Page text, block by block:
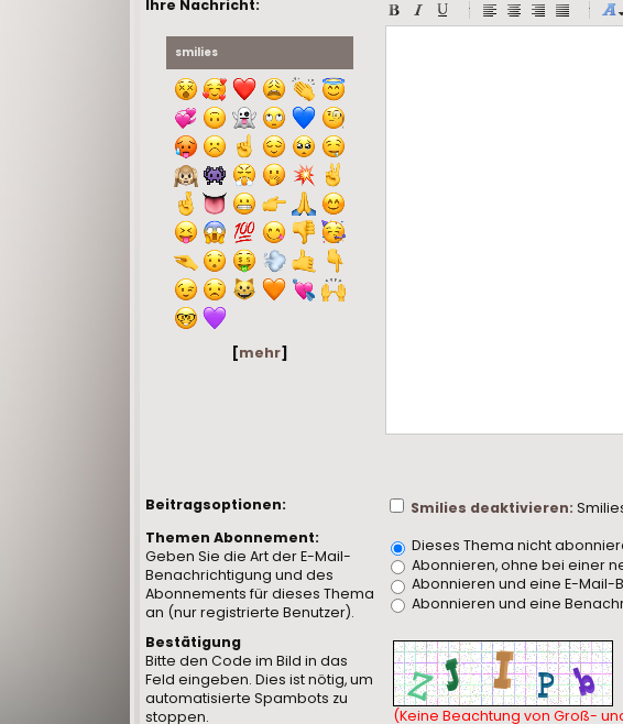
Ihre Nachricht:
smilies
[mehr]
-
-
-
-
Beitragsoptionen: Smilies deaktivieren:
Themen Abonnement:
Geben Sie die Art der E-Mail-
Benachrichtigung und des
Abonnements für dieses Thema
an (nur registrierte Benutzer).
Dieses Thema nicht
Abonnieren, ohne bei einer
Abonnieren und eine E-
Abonnieren und eine
Bestätigung
Bitte den Code im Bild in das
Feld eingeben. Dies ist nötig, um
automatisierte Spambots zu
stoppen.
(Keine Beachtung von Groß-